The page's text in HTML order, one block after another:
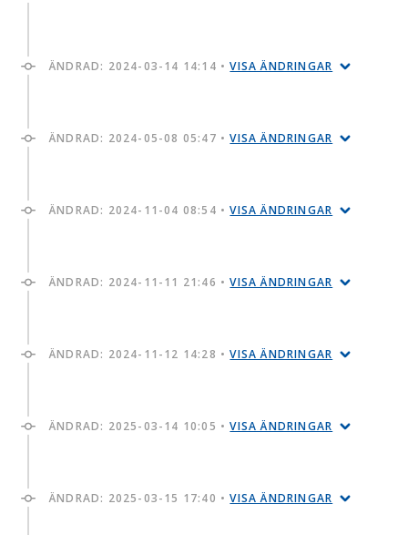
ÄNDRAD: 2024-03-14 14:14 •VISA ÄNDRINGAR
ÄNDRAD: 2024-05-08 05:47 •VISA ÄNDRINGAR
ÄNDRAD: 2024-11-04 08:54 •VISA ÄNDRINGAR
ÄNDRAD: 2024-11-11 21:46 •VISA ÄNDRINGAR
ÄNDRAD: 2024-11-12 14:28 •VISA ÄNDRINGAR
ÄNDRAD: 2025-03-14 10:05 •VISA ÄNDRINGAR
ÄNDRAD: 2025-03-15 17:40 •VISA ÄNDRINGAR